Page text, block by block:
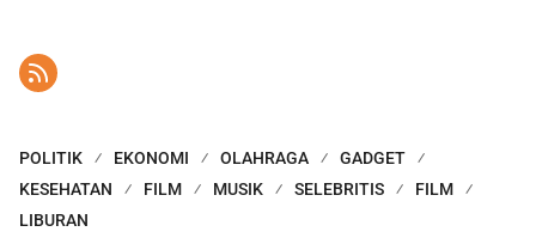
POLITIK EKONOMI OLAHRAGA
GADGET
KESEHATAN
FILM MUSIK SELEBRITIS
FILM
LIBURAN